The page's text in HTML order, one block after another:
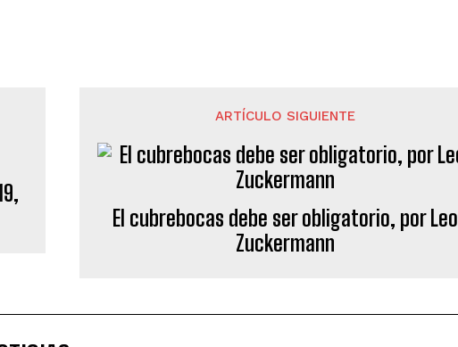
ARTÍCULO SIGUIENTE
El cubrebocas debe ser obligatorio, por Leo
Zuckermann